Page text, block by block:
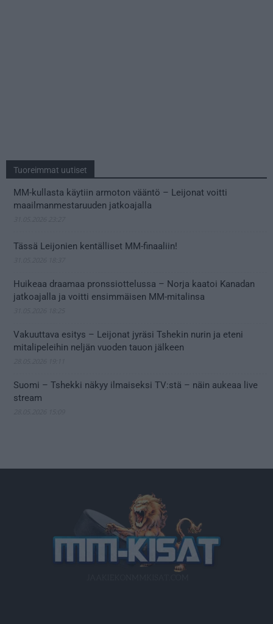
Tuoreimmat uutiset
MM-kullasta käytiin armoton vääntö – Leijonat voitti
maailmanmestaruuden jatkoajalla
Tässä Leijonien kentälliset MM-finaaliin!
Huikeaa draamaa pronssiottelussa – Norja kaatoi Kanadan
jatkoajalla ja voitti ensimmäisen MM-mitalinsa
Vakuuttava esitys – Leijonat jyräsi Tshekin nurin ja eteni
mitalipeleihin neljän vuoden tauon jälkeen
Suomi – Tshekki näkyy ilmaiseksi TV:stä – näin aukeaa live
stream